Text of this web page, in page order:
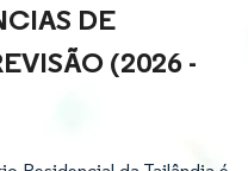
DE
(2026 -